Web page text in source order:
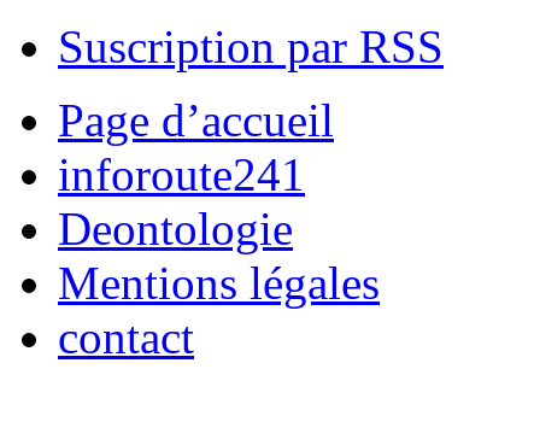
Suscription par RSS
Page d’accueil
inforoute241
Deontologie
Mentions légales
contact